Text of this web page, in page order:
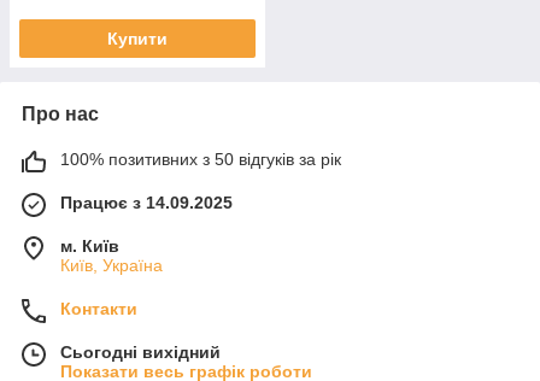
Купити
Про нас
100% позитивних з 50 відгуків за рік
Працює з 14.09.2025
м. Київ
Київ, Україна
Контакти
Сьогодні вихідний
Показати весь графік роботи